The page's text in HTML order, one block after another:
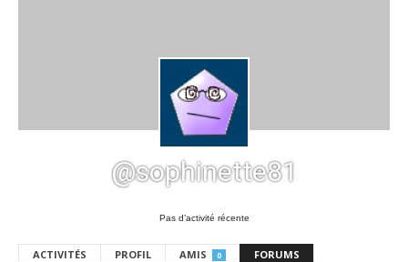
@sophinette81
Pas d’activité récente
ACTIVITÉS PROFIL AMIS 0 FORUMS